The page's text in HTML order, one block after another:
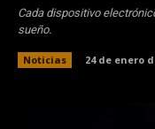
Cada dispositivo
sueño.
Noticias 24 de enero